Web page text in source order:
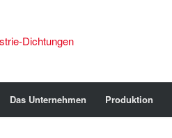
Das Unternehmen Produktion